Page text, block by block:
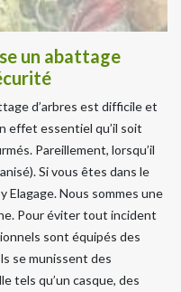
un abattage
d’arbres est difficile et
effet essentiel qu’il soit
Pareillement, lorsqu’il
Si vous êtes dans le
Elagage. Nous sommes une
Pour éviter tout incident
sont équipés des
se munissent des
tels qu’un casque, des